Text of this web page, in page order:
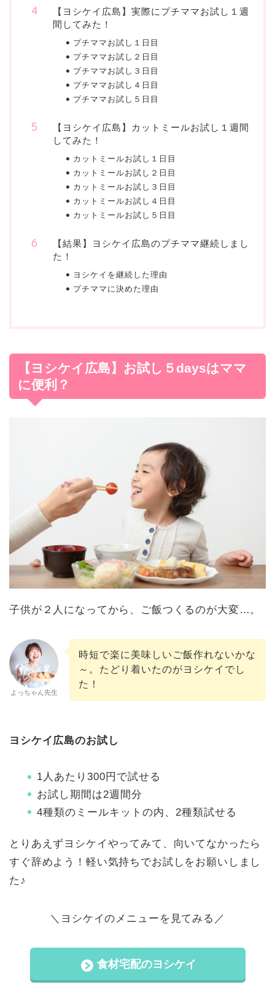
【ヨシケイ広島】実際にプチママお試し１週
間してみた！
プチママお試し１日目
プチママお試し２日目
プチママお試し３日目
プチママお試し４日目
プチママお試し５日目
【ヨシケイ広島】カットミールお試し１週間
してみた！
カットミールお試し１日目
カットミールお試し２日目
カットミールお試し３日目
カットミールお試し４日目
カットミールお試し５日目
【結果】ヨシケイ広島のプチママ継続しまし
た！
ヨシケイを継続した理由
プチママに決めた理由
【ヨシケイ広島】お試し５daysはママ
に便利？
子供が２人になってから、ご飯つくるのが大変…。
よっちゃん先生
時短で楽に美味しいご飯作れないかな
～。たどり着いたのがヨシケイでし
た！
ヨシケイ広島のお試し
1人あたり300円で試せる
お試し期間は2週間分
4種類のミールキットの内、2種類試せる
とりあえずヨシケイやってみて、向いてなかったら
すぐ辞めよう！軽い気持ちでお試しをお願いしまし
た♪
＼ヨシケイのメニューを見てみる／
食材宅配のヨシケイ